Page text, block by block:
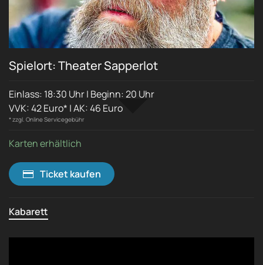
Spielort: Theater Sapperlot
Einlass: 18:30 Uhr | Beginn: 20 Uhr
VVK: 42 Euro* | AK: 46 Euro
* zzgl. Online Servicegebühr
Karten erhältlich
Ticket kaufen
Kabarett